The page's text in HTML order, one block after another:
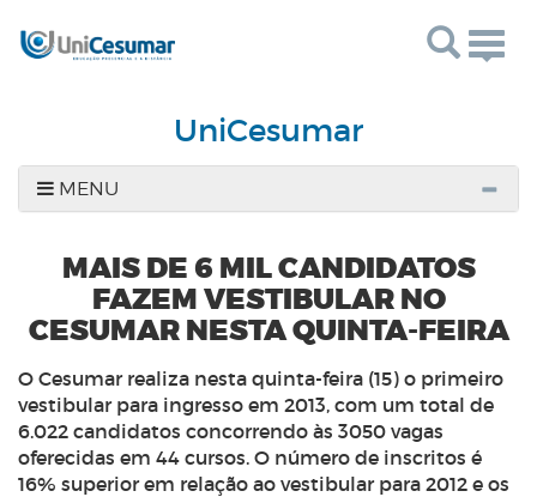
UniCesumar
MENU
MAIS DE 6 MIL CANDIDATOS
FAZEM VESTIBULAR NO
CESUMAR NESTA QUINTA-FEIRA
O Cesumar realiza nesta quinta-feira (15) o primeiro
vestibular para ingresso em 2013, com um total de
6.022 candidatos concorrendo às 3050 vagas
oferecidas em 44 cursos. O número de inscritos é
16% superior em relação ao vestibular para 2012 e os